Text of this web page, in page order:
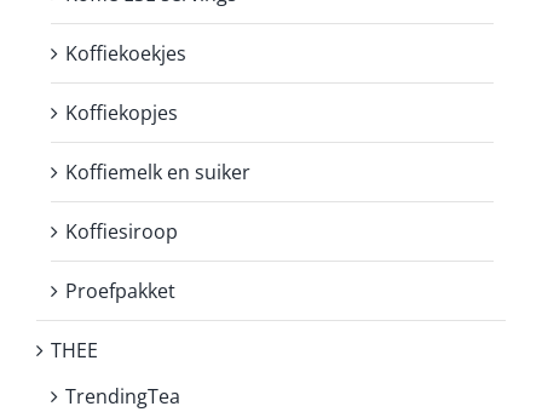
Koffiekoekjes
Koffiekopjes
Koffiemelk en suiker
Koffiesiroop
Proefpakket
THEE
TrendingTea